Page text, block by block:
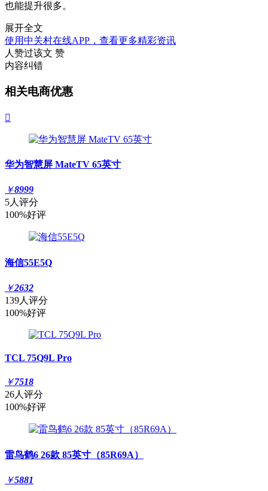
也能提升很多。
展开全文
使用中关村在线APP，查看更多精彩资讯
人赞过该文 赞
内容纠错
相关电商优惠

华为智慧屏 MateTV 65英寸
￥8999
5人评分
100%好评
海信55E5Q
￥2632
139人评分
100%好评
TCL 75Q9L Pro
￥7518
26人评分
100%好评
雷鸟鹤6 26款 85英寸（85R69A）
￥5881